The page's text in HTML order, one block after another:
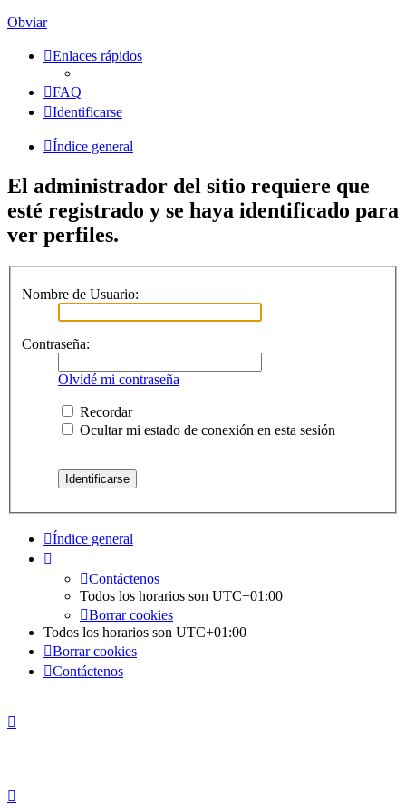
Obviar
Enlaces rápidos
FAQ
Identificarse
Índice general
El administrador del sitio requiere que
esté registrado y se haya identificado para
ver perfiles.
Nombre de Usuario:
Contraseña:
Olvidé mi contraseña
Recordar
Ocultar mi estado de conexión en esta sesión
Índice general
Contáctenos
Todos los horarios son UTC+01:00
Borrar cookies
Todos los horarios son UTC+01:00
Borrar cookies
Contáctenos